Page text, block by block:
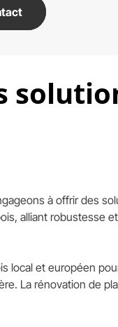
à offrir des
alliant robustesse
local et européen
La rénovation de